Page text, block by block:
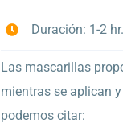
Duración: 1-2 hr.
Las mascarillas
mientras se aplican
podemos citar: